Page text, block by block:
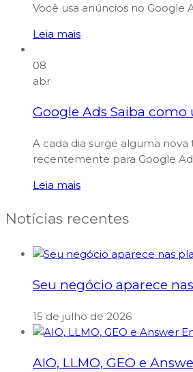
Você usa anúncios no Google
Leia mais
08
abr
Google Ads Saiba como
A cada dia surge alguma
recentemente para Google
Leia mais
Notícias recentes
Seu negócio aparece
15 de julho de 2026
AIO, LLMO, GEO e